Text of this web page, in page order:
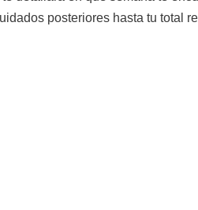
posteriores hasta tu total